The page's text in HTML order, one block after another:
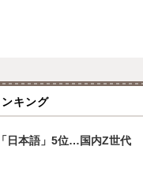
キング
日本語」5位…国内Z世代